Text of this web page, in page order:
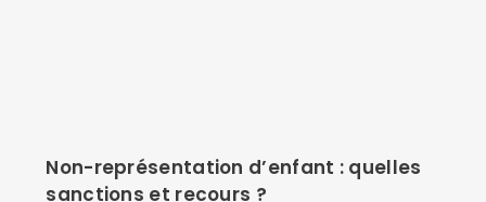
Non-représentation d’enfant : quelles
sanctions et recours ?